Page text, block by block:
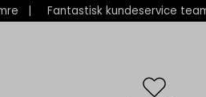
| Fantastisk kundeservice